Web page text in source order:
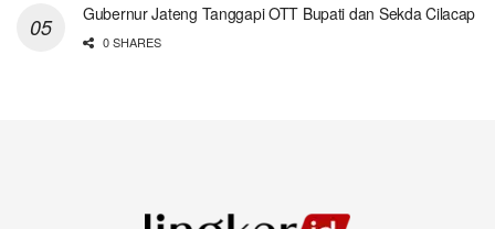
Gubernur Jateng Tanggapi OTT Bupati dan Sekda Cilacap
0 SHARES